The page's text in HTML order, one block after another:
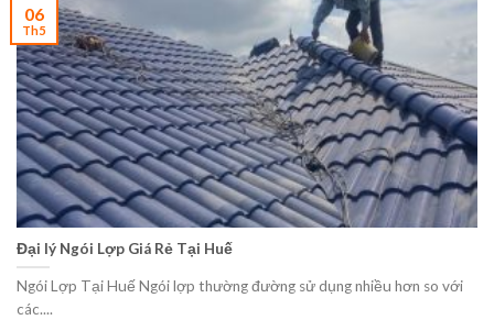
Đại lý Ngói Lợp Giá Rẻ Tại Huế
Ngói Lợp Tại Huế Ngói lợp thường đường sử dụng nhiều hơn so với
các....
06
Th5